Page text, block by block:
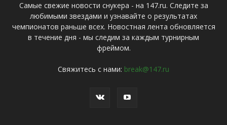
Самые свежие новости снукера - на 147.ru. Следите за
любимыми звездами и узнавайте о результатах
чемпионатов раньше всех. Новостная лента обновляется
в течение дня - мы следим за каждым турнирным
фреймом.
Свяжитесь с нами: break@147.ru